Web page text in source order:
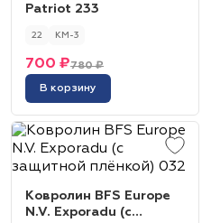
Patriot 233
22 КМ-3
780 ₽
700 ₽
В корзину
Ковролин BFS Europe
N.V. Exporadu (с